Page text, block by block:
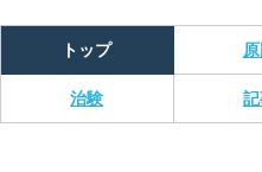
トップ
治験